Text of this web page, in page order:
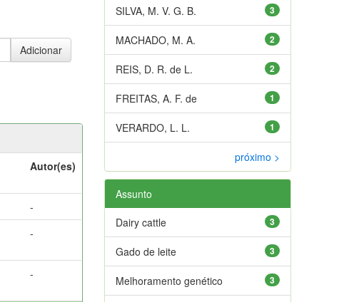
Autor(es)
-
-
-
3
SILVA, M. V. G. B.
2
MACHADO, M. A.
2
REIS, D. R. de L.
1
FREITAS, A. F. de
1
VERARDO, L. L.
próximo >
Assunto
3
Dairy cattle
3
Gado de leite
3
Melhoramento genético